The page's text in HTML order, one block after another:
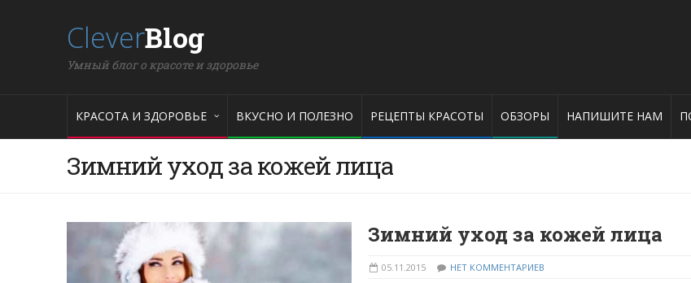
CleverBlog
Умный блог о красоте и здоровье
КРАСОТА И ЗДОРОВЬЕ ВКУСНО И ПОЛЕЗНО РЕЦЕПТЫ КРАСОТЫ ОБЗОРЫ НАПИШИТЕ НАМ
Зимний уход за кожей лица
Зимний уход за кожей лица
05.11.2015 НЕТ КОММЕНТАРИЕВ